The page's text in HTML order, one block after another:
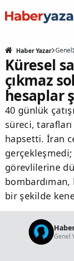
Haber Yazar Genel
Küresel
çıkmaz
hesaplar
40 günlük
süreci,
hapsetti. İran
görevlilerine
bir şekilde
Genel